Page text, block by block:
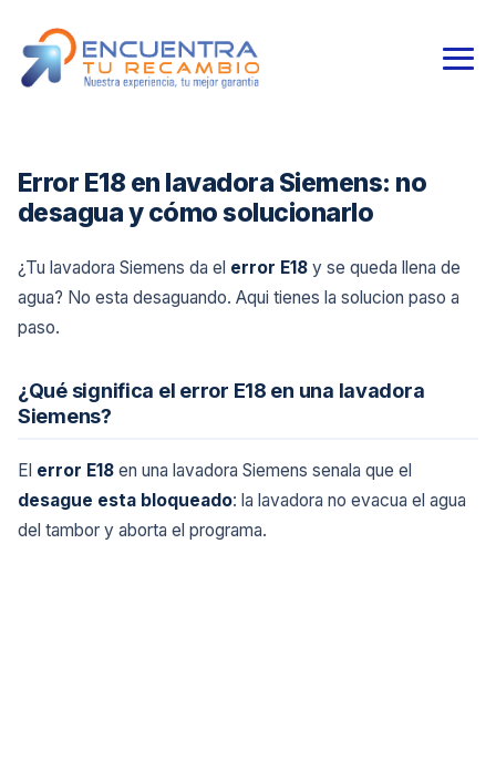
Error E18 en lavadora Siemens: no
desagua y cómo solucionarlo
¿Tu lavadora Siemens da el error E18 y se queda llena de
agua? No esta desaguando. Aqui tienes la solucion paso a
paso.
¿Qué significa el error E18 en una lavadora
Siemens?
El error E18 en una lavadora Siemens senala que el
desague esta bloqueado: la lavadora no evacua el agua
del tambor y aborta el programa.